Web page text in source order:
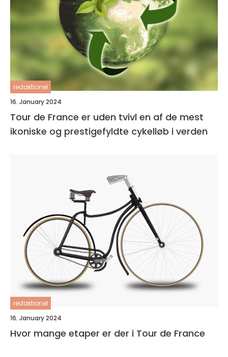
redaktionel
16. January 2024
Tour de France er uden tvivl en af de mest
ikoniske og prestigefyldte cykelløb i verden
redaktionel
16. January 2024
Hvor mange etaper er der i Tour de France